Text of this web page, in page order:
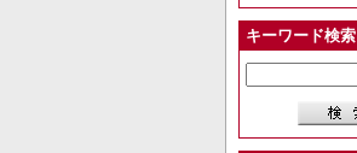
キーワード検索